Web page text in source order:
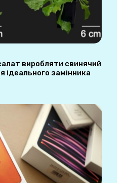
виробляти свинячий
ідеального замінника